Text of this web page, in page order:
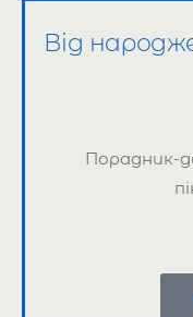
Від
Порадник-